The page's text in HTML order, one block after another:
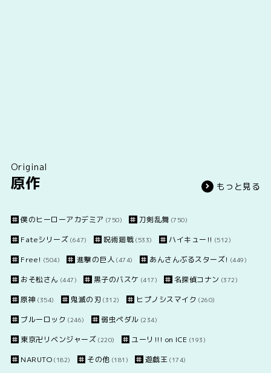
Original
原作 もっと見る
僕のヒーローアカデミア (750) 刀剣乱舞 (750)
Fateシリーズ (647) 呪術廻戦 (533) ハイキュー!! (512)
Free! (504) 進撃の巨人 (474) あんさんぶるスターズ! (449)
おそ松さん (447) 黒子のバスケ (417) 名探偵コナン (372)
原神 (354) 鬼滅の刃 (312) ヒプノシスマイク (260)
ブルーロック (246) 弱虫ペダル (234)
東京卍リベンジャーズ (220) ユーリ!!! on ICE (193)
NARUTO (182) その他 (181) 遊戯王 (174)